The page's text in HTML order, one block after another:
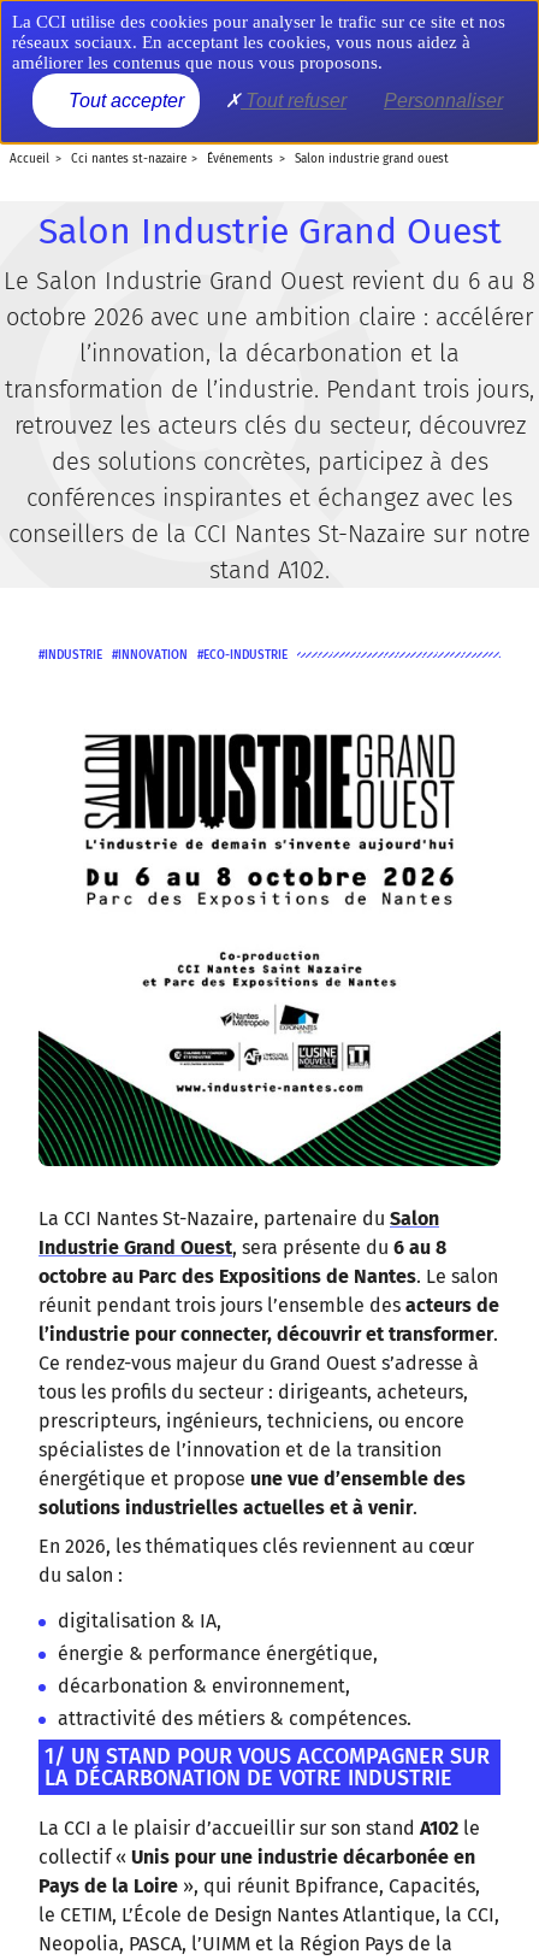
Aller
au
contenu
principal
MENU
accueil cci nantes st-nazaire événements salon industrie grand ouest
Salon Industrie Grand Ouest
Le Salon Industrie Grand Ouest revient du 6 au 8
octobre 2026 avec une ambition claire : accélérer
l’innovation, la décarbonation et la
transformation de l’industrie. Pendant trois jours,
retrouvez les acteurs clés du secteur, découvrez
des solutions concrètes, participez à des
conférences inspirantes et échangez avec les
conseillers de la CCI Nantes St-Nazaire sur notre
stand A102.
INDUSTRIE INNOVATION ECO-INDUSTRIE
La CCI Nantes St-Nazaire, partenaire du Salon
Industrie Grand Ouest, sera présente du 6 au 8
octobre au Parc des Expositions de Nantes. Le salon
réunit pendant trois jours l’ensemble des acteurs de
l’industrie pour connecter, découvrir et transformer.
Ce rendez-vous majeur du Grand Ouest s’adresse à
tous les profils du secteur : dirigeants, acheteurs,
prescripteurs, ingénieurs, techniciens, ou encore
spécialistes de l’innovation et de la transition
énergétique et propose une vue d’ensemble des
solutions industrielles actuelles et à venir.
En 2026, les thématiques clés reviennent au cœur
du salon :
digitalisation & IA,
énergie & performance énergétique,
décarbonation & environnement,
attractivité des métiers & compétences.
1/ UN STAND POUR VOUS ACCOMPAGNER SUR
LA DÉCARBONATION DE VOTRE INDUSTRIE
La CCI a le plaisir d’accueillir sur son stand A102 le
collectif « Unis pour une industrie décarbonée en
Pays de la Loire », qui réunit Bpifrance, Capacités,
le CETIM, L’École de Design Nantes Atlantique, la CCI,
Neopolia, PASCA, l’UIMM et la Région Pays de la
Panneau de gestion des cookies
La CCI utilise des cookies pour analyser le trafic sur ce site et nos
réseaux sociaux. En acceptant les cookies, vous nous aidez à
améliorer les contenus que nous vous proposons.
Tout accepter Tout refuser Personnaliser